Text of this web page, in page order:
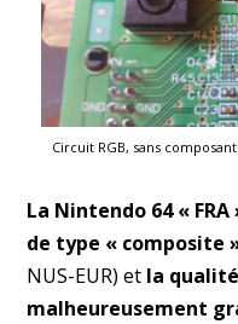
Circuit RGB, sans
La Nintendo 64 «
de type « composite
NUS-EUR) et la qualité
malheureusement